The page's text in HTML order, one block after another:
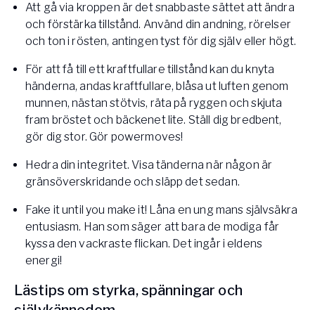
Att gå via kroppen är det snabbaste sättet att ändra
och förstärka tillstånd. Använd din andning, rörelser
och ton i rösten, antingen tyst för dig själv eller högt.
För att få till ett kraftfullare tillstånd kan du knyta
händerna, andas kraftfullare, blåsa ut luften genom
munnen, nästan stötvis, räta på ryggen och skjuta
fram bröstet och bäckenet lite. Ställ dig bredbent,
gör dig stor. Gör powermoves!
Hedra din integritet. Visa tänderna när någon är
gränsöverskridande och släpp det sedan.
Fake it until you make it! Låna en ung mans självsäkra
entusiasm. Han som säger att bara de modiga får
kyssa den vackraste flickan. Det ingår i eldens
energi!
Lästips om styrka, spänningar och